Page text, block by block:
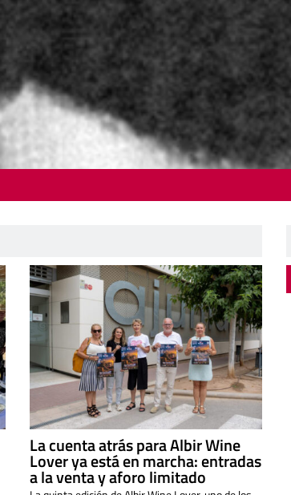
La cuenta atrás para Albir Wine
Lover ya está en marcha: entradas
a la venta y aforo limitado